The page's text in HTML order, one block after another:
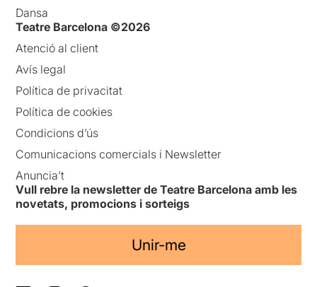
Dansa
Teatre Barcelona ©2026
Atenció al client
Avís legal
Política de privacitat
Política de cookies
Condicions d’ús
Comunicacions comercials i Newsletter
Anuncia’t
Vull rebre la newsletter de Teatre Barcelona amb les
novetats, promocions i sorteigs
Unir-me